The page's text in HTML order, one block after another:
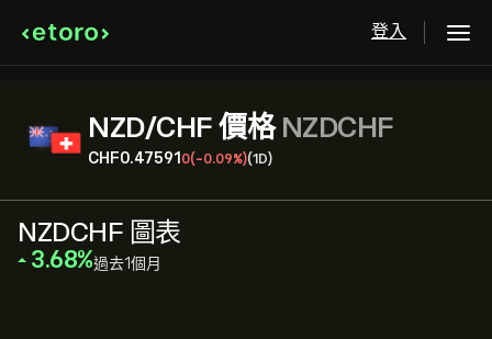
登入
NZD/CHF 價格NZDCHF
‎CHF‎0.47591 0(-0.09%)(1D)
NZDCHF 圖表
‎3.68‎ 過去1個月